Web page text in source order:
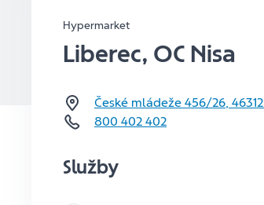
Hypermarket
Liberec, OC Nisa
České mládeže 456/26, 46312
800 402 402
Služby